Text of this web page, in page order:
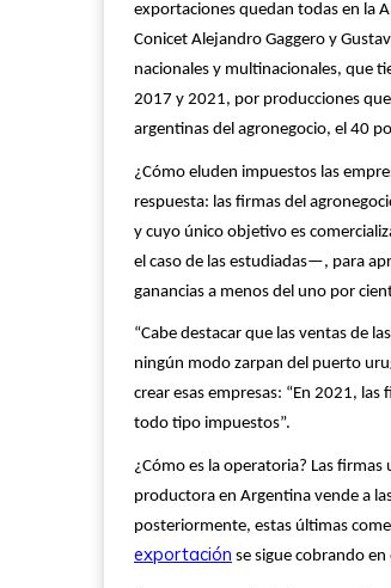
exportaciones quedan todas en la
Conicet Alejandro Gaggero y
nacionales y multinacionales, que
2017 y 2021, por producciones
argentinas del agronegocio, el 40
¿Cómo eluden impuestos las
respuesta: las firmas del
y cuyo único objetivo es
el caso de las estudiadas—, para
ganancias a menos del uno por
“Cabe destacar que las ventas de
ningún modo zarpan del puerto
crear esas empresas: “En 2021,
todo tipo impuestos”.
¿Cómo es la operatoria? Las
productora en Argentina vende a
posteriormente, estas últimas
exportación se sigue cobrando